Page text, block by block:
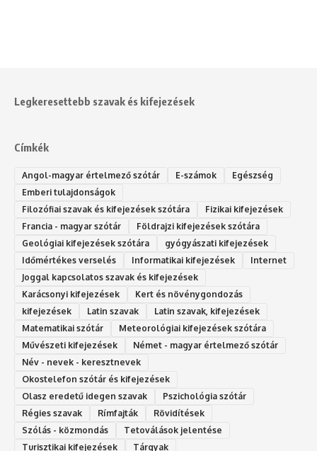
Legkeresettebb szavak és kifejezések
Címkék
Angol-magyar értelmező szótár E-számok
Egészség
Emberi tulajdonságok
Filozófiai szavak és kifejezések szótára
Fizikai kifejezések
Francia - magyar szótár
Földrajzi kifejezések szótára
Geológiai kifejezések szótára
gyógyászati kifejezések
Időmértékes verselés
Informatikai kifejezések
Internet
Joggal kapcsolatos szavak és kifejezések
Karácsonyi kifejezések
Kert és növénygondozás
kifejezések
Latin szavak
Latin szavak, kifejezések
Matematikai szótár
Meteorológiai kifejezések szótára
Művészeti kifejezések
Német - magyar értelmező szótár
Név - nevek - keresztnevek
Okostelefon szótár és kifejezések
Olasz eredetű idegen szavak
Ps‮gólohciz‬ia s‮átóz‬r
Régies szavak
Rímfajták
Rövidítések
Szólás - közmondás
Tetoválások jelentése
Turisztikai kifejezések
Tárgyak